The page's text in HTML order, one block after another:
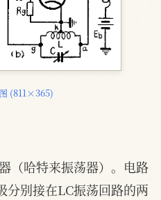
(811×365)
（哈特来振荡器）。电路
分别接在LC振荡回路的两